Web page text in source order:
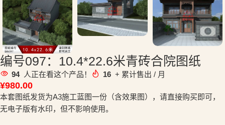
编号097：10.4*22.6米青砖合院图纸
94 人正在看这个产品！ 16 + 累计售出 / 月
¥980.00
本套图纸发货为A3施工蓝图一份（含效果图），请直接购买即可，
无电子版有水印，但不影响使用。